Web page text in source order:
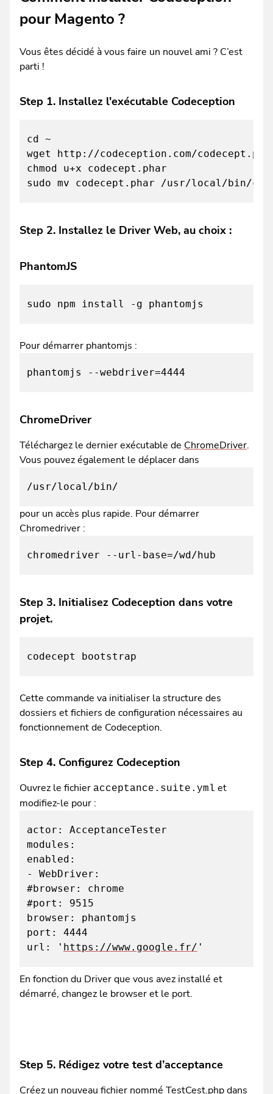
pour Magento ?
Vous êtes décidé à vous faire un nouvel ami ? C’est
parti !
Step 1. Installez l'exécutable Codeception
cd ~
wget http://codeception.com/
chmod u+x codecept.phar
sudo mv codecept.phar /usr/local/bin/
Step 2. Installez le Driver Web, au choix :
PhantomJS
sudo npm install -g phantomjs
Pour démarrer phantomjs :
phantomjs --webdriver=4444
ChromeDriver
Téléchargez le dernier exécutable de ChromeDriver.
Vous pouvez également le déplacer dans
/usr/local/bin/
pour un accès plus rapide. Pour démarrer
Chromedriver :
chromedriver --url-base=/wd/hub
Step 3. Initialisez Codeception dans votre
projet.
codecept bootstrap
Cette commande va initialiser la structure des
dossiers et fichiers de configuration nécessaires au
fonctionnement de Codeception.
Step 4. Configurez Codeception
Ouvrez le fichier acceptance.suite.yml et
modifiez-le pour :
actor: AcceptanceTester
modules:
enabled:
- WebDriver:
#browser: chrome
#port: 9515
browser: phantomjs
port: 4444
url: ' https://www.google.fr/ '
En fonction du Driver que vous avez installé et
démarré, changez le browser et le port.
Step 5. Rédigez votre test d’acceptance
Créez un nouveau fichier nommé TestCest.php dans